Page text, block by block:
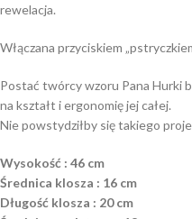
rewelacja.
Włączana przyciskiem
Postać twórcy wzoru Pana Hurki
na kształt i ergonomię jej całej.
Nie powstydziłby się takiego
Wysokość : 46 cm
Średnica klosza : 16 cm
Długość klosza : 20 cm